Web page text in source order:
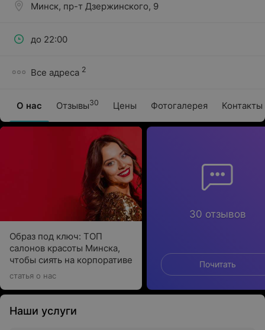
О нас Отзывы30 Цены Фотогалерея Контакты
Минск, пр-т Дзержинского, 9
до 22:00
Все адреса 2
Образ под ключ: ТОП
салонов красоты Минска,
чтобы сиять на корпоративе
статья о нас
30 отзывов
Почитать
Наши услуги